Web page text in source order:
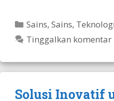
Kategori
Sains,Sains,
Tinggalkan komentar
Solusi Inovatif